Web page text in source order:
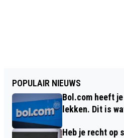
POPULAIR NIEUWS
Bol.com heeft
lekken. Dit is
Heb je recht op